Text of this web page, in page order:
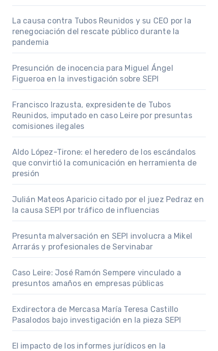
La causa contra Tubos Reunidos y su CEO por la
renegociación del rescate público durante la
pandemia
Presunción de inocencia para Miguel Ángel
Figueroa en la investigación sobre SEPI
Francisco Irazusta, expresidente de Tubos
Reunidos, imputado en caso Leire por presuntas
comisiones ilegales
Aldo López-Tirone: el heredero de los escándalos
que convirtió la comunicación en herramienta de
presión
Julián Mateos Aparicio citado por el juez Pedraz en
la causa SEPI por tráfico de influencias
Presunta malversación en SEPI involucra a Mikel
Arrarás y profesionales de Servinabar
Caso Leire: José Ramón Sempere vinculado a
presuntos amaños en empresas públicas
Exdirectora de Mercasa María Teresa Castillo
Pasalodos bajo investigación en la pieza SEPI
El impacto de los informes jurídicos en la